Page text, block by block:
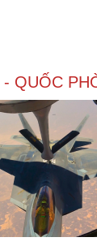
Chứng
Giá cà phê
Công nghệ
Sành điệu
Tin Công
Trải nghiệm
Chuyển đổi
QUỐC